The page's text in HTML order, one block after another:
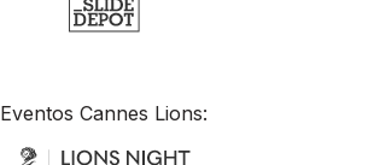
Eventos Cannes Lions: